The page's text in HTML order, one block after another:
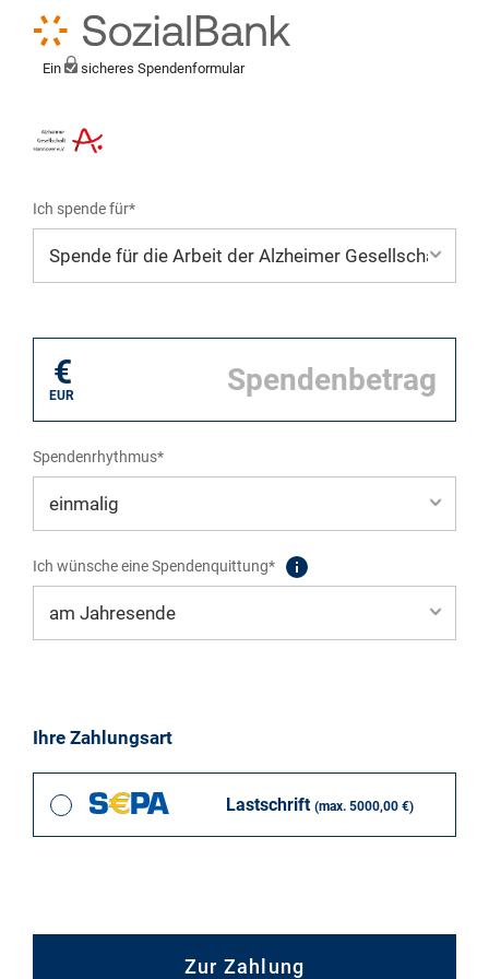
Ein sicheres Spendenformular
Ich spende für*
€
EUR
Spendenrhythmus*
Ich wünsche eine Spendenquittung*
Ihre Zahlungsart
Lastschrift (max. 5000,00 €)
Zur Zahlung